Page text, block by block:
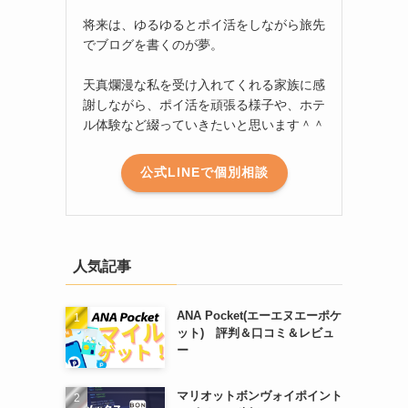
将来は、ゆるゆるとポイ活をしながら旅先
でブログを書くのが夢。
天真爛漫な私を受け入れてくれる家族に感
謝しながら、ポイ活を頑張る様子や、ホテ
ル体験など綴っていきたいと思います＾＾
公式LINEで個別相談
人気記事
ANA Pocket(エーエヌエーポケ
ット) 評判＆口コミ＆レビュ
ー
マリオットボンヴォイポイント